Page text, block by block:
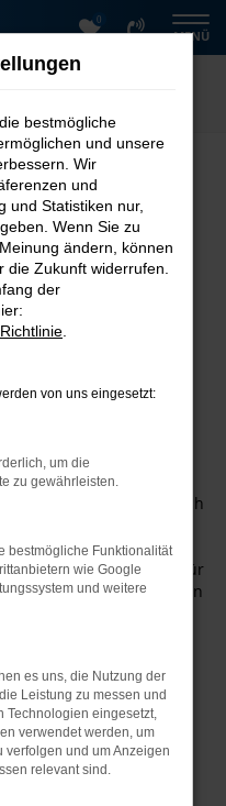
0
MENÜ
mit
den
und um Wernigerode
Ansprechpartner. Der
und ist tief im Harz
der exzellenten
Lage innerhalb
selbstverständlich auch
wie schnell es von
überaus günstigen
geht. Kennzeichnend für
Wir fragen
zu. Beratung
Fahrzeug von Clever
in Wernigerode
bestmögliche
und unsere
Wir
und
und Statistiken nur,
Wenn Sie zu
ändern, können
die Zukunft widerrufen.
der
von uns eingesetzt:
um die
zu gewährleisten.
bestmögliche Funktionalität
wie Google
und weitere
es uns, die Nutzung der
Leistung zu messen und
Technologien eingesetzt,
verwendet werden, um
verfolgen und um Anzeigen
relevant sind.